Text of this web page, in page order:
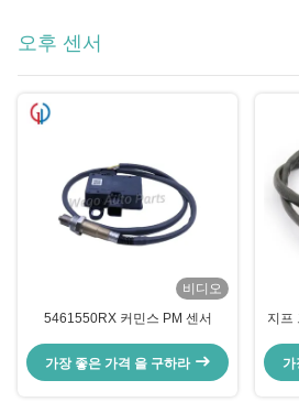
오후 센서
비디오
5461550RX 커민스 PM 센서
가장 좋은 가격 을 구하라
지프
가